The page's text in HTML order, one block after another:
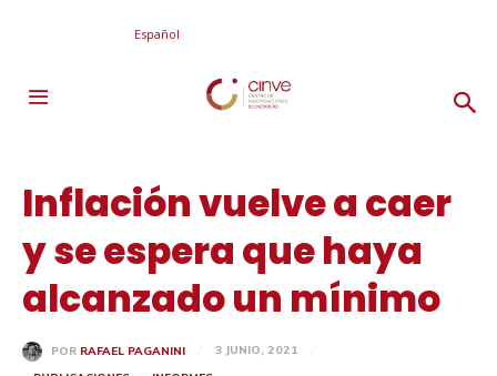
Español
Inflación vuelve a caer
y se espera que haya
alcanzado un mínimo
POR RAFAEL PAGANINI
3 JUNIO, 2021